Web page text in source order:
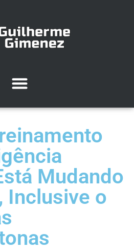
Mudando
Inclusive o